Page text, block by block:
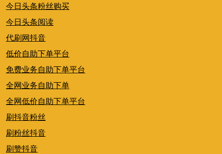
今日头条粉丝购买
今日头条阅读
代刷网抖音
低价自助下单平台
免费业务自助下单平台
全网业务自助下单
全网低价自助下单平台
刷抖音粉丝
刷粉丝抖音
刷赞抖音